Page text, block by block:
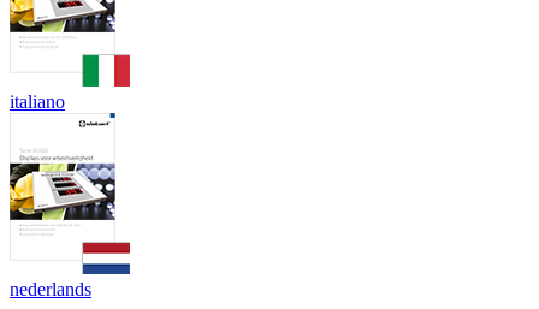
italiano
nederlands